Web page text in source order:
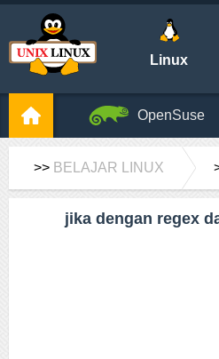
Linux
OpenSuse
>> BELAJAR LINUX
jika dengan regex